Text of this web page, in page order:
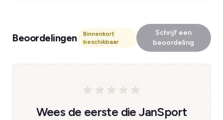
Beoordelingen
Binnenkort
beschikbaar
Schrijf een
beoordeling
Wees de eerste die JanSport